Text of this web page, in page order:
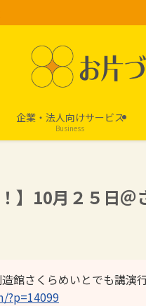
企業・法人向けサービス
Business
】10月２５日
館さくらめいとでも講演
?p=14099